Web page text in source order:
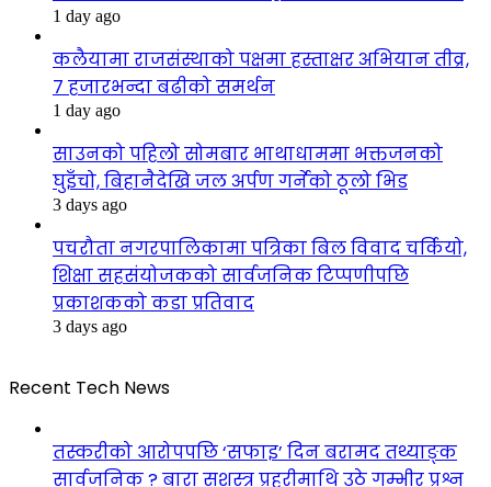
1 day ago
कलैयामा राजसंस्थाको पक्षमा हस्ताक्षर अभियान तीव्र,
७ हजारभन्दा बढीको समर्थन
1 day ago
साउनको पहिलो सोमबार भाथाधाममा भक्तजनको
घुइँचो, बिहानैदेखि जल अर्पण गर्नेको ठूलो भिड
3 days ago
पचरौता नगरपालिकामा पत्रिका बिल विवाद चर्कियो,
शिक्षा सहसंयोजकको सार्वजनिक टिप्पणीपछि
प्रकाशकको कडा प्रतिवाद
3 days ago
Recent Tech News
तस्करीको आरोपपछि ‘सफाइ’ दिन बरामद तथ्याङ्क
सार्वजनिक ? बारा सशस्त्र प्रहरीमाथि उठे गम्भीर प्रश्न